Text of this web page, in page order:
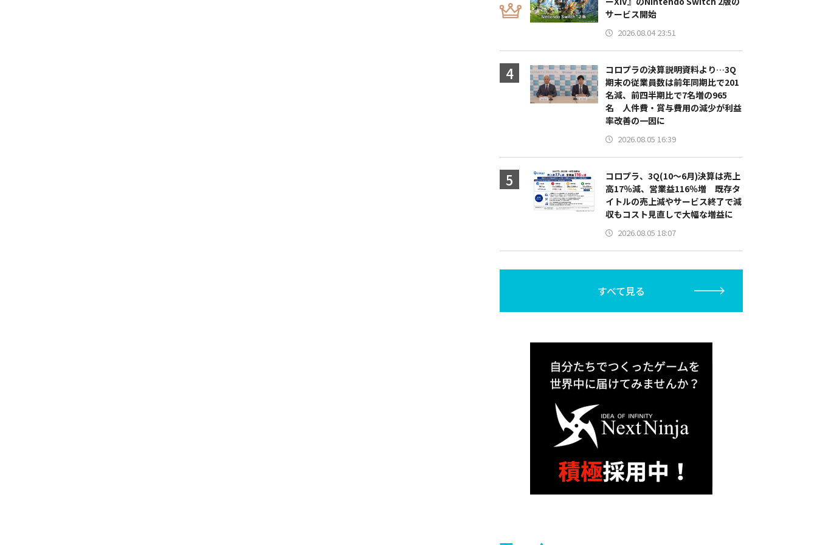
サービス開始
2026.08.04 23:51
コロプラの決算説明資料より…3Q
期末の従業員数は前年同期比で201
名減、前四半期比で7名増の965
名 人件費・賞与費用の減少が利益
率改善の一因に
2026.08.05 16:39
コロプラ、3Q(10～6月)決算は売上
高17％減、営業益116％増 既存タ
イトルの売上減やサービス終了で減
収もコスト見直しで大幅な増益に
2026.08.05 18:07
すべて見る